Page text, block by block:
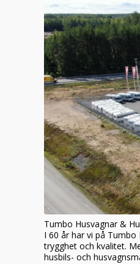
Tumbo Husvagnar &
I 60 år har vi på
trygghet och kvalitet.
husbils- och